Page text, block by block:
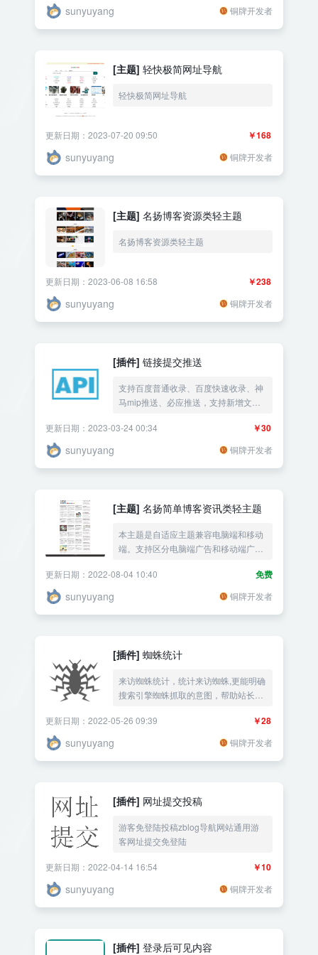
sunyuyang 铜牌开发者
[主题] 轻快极简网址导航
轻快极简网址导航
￥168
更新日期：2023-07-20 09:50
sunyuyang 铜牌开发者
[主题] 名扬博客资源类轻主题
名扬博客资源类轻主题
￥238
更新日期：2023-06-08 16:58
sunyuyang 铜牌开发者
[插件] 链接提交推送
支持百度普通收录、百度快速收录、神
马mip推送、必应推送，支持新增文章
成文章链接。
￥30
更新日期：2023-03-24 00:34
sunyuyang 铜牌开发者
[主题] 名扬简单博客资讯类轻主题
本主题是自适应主题兼容电脑端和移动
端。支持区分电脑端广告和移动端广告
免费
更新日期：2022-08-04 10:40
sunyuyang 铜牌开发者
[插件] 蜘蛛统计
来访蜘蛛统计，统计来访蜘蛛,更能明确
搜索引擎蜘蛛抓取的意图，帮助站长完
￥28
更新日期：2022-05-26 09:39
sunyuyang 铜牌开发者
[插件] 网址提交投稿
游客免登陆投稿zblog导航网站通用游
客网址提交免登陆
￥10
更新日期：2022-04-14 16:54
sunyuyang 铜牌开发者
[插件] 登录后可见内容